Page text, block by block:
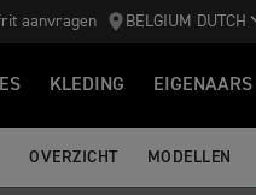
aanvragen BELGIUM DUTCH
KLEDING EIGENAARS
OVERZICHT MODELLEN